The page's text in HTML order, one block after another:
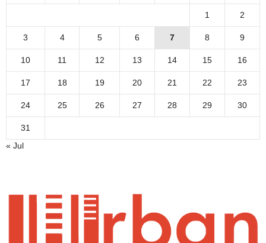
1 2
3 4 5 6 7 8 9
10 11 12 13 14 15 16
17 18 19 20 21 22 23
24 25 26 27 28 29 30
31
« Jul